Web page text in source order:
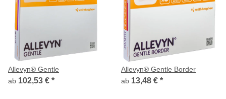
Allevyn® Gentle
ab 102,53 € *
Allevyn® Gentle Border
ab 13,48 € *